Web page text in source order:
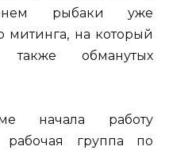
рыбаки уже
митинга, на который
обманутых
начала работу
рабочая группа по